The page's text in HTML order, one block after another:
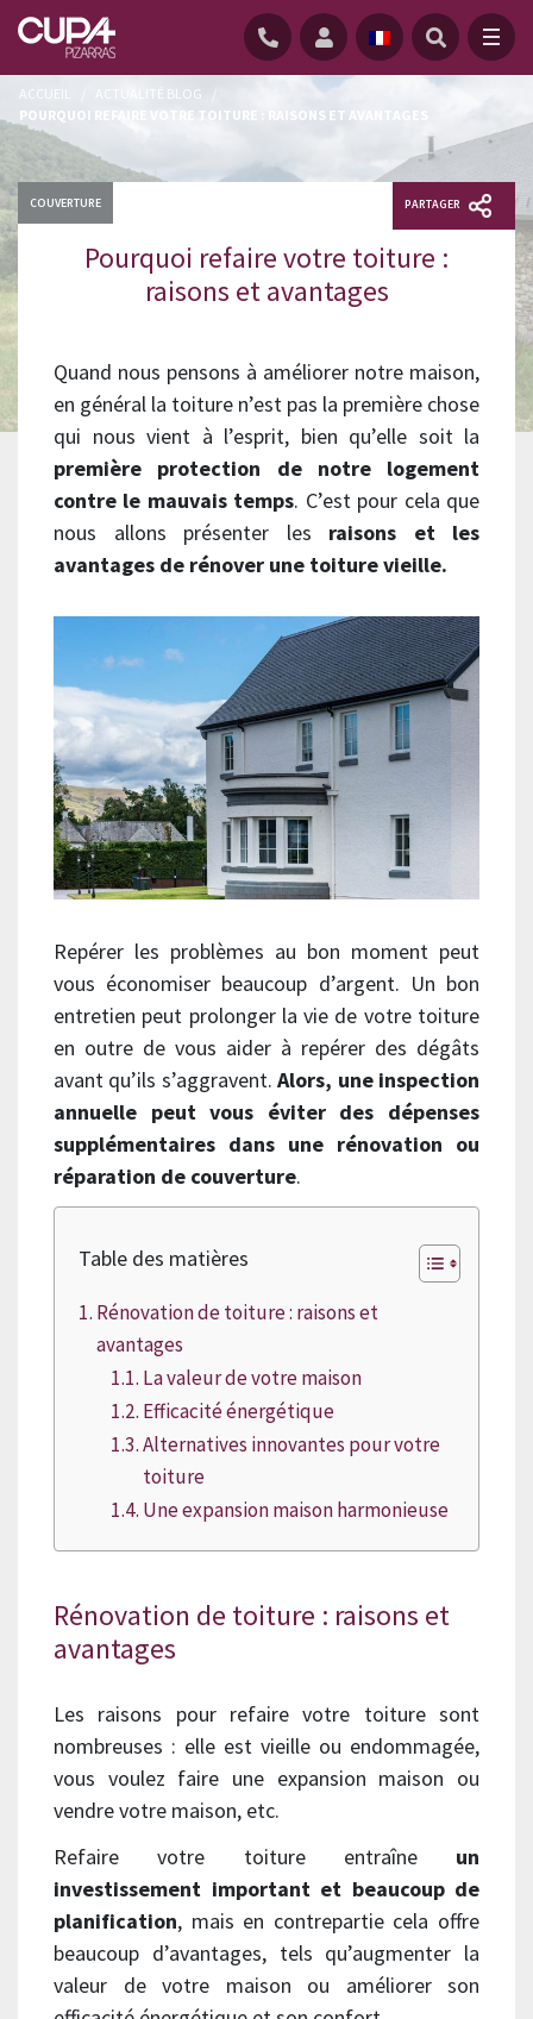
ACCUEIL ACTUALITÉ BLOG
/
POURQUOI REFAIRE VOTRE TOITURE : RAISONS ET AVANTAGES
COUVERTURE PARTAGER
Pourquoi refaire votre toiture :
raisons et avantages
Quand nous pensons à améliorer notre maison,
en général la toiture n’est pas la première chose
qui nous vient à l’esprit, bien qu’elle soit la
première protection de notre logement
contre le mauvais temps. C’est pour cela que
nous allons présenter les raisons et les
avantages de rénover une toiture vieille.
Repérer les problèmes au bon moment peut
vous économiser beaucoup d’argent. Un bon
entretien peut prolonger la vie de votre toiture
en outre de vous aider à repérer des dégâts
avant qu’ils s’aggravent.Alors, une inspection
annuelle peut vous éviter des dépenses
supplémentaires dans une rénovation ou
réparation de couverture.
Table des matières
Rénovation de toiture : raisons et
avantages
La valeur de votre maison
Efficacité énergétique
Alternatives innovantes pour votre
toiture
Une expansion maison harmonieuse
Rénovation de toiture : raisons et
avantages
Les raisons pour refaire votre toiture sont
nombreuses : elle est vieille ou endommagée,
vous voulez faire une expansion maison ou
vendre votre maison, etc.
Refaire votre toiture entraîne un
investissement important et beaucoup de
planification, mais en contrepartie cela offre
beaucoup d’avantages, tels qu’augmenter la
valeur de votre maison ou améliorer son